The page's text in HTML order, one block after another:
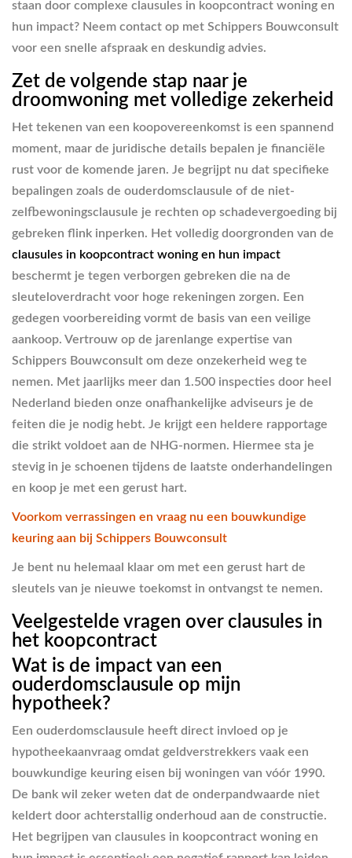
staan door complexe clausules in koopcontract woning en
hun impact? Neem contact op met Schippers Bouwconsult
voor een snelle afspraak en deskundig advies.
Zet de volgende stap naar je
droomwoning met volledige zekerheid
Het tekenen van een koopovereenkomst is een spannend
moment, maar de juridische details bepalen je financiële
rust voor de komende jaren. Je begrijpt nu dat specifieke
bepalingen zoals de ouderdomsclausule of de niet-
zelfbewoningsclausule je rechten op schadevergoeding bij
gebreken flink inperken. Het volledig doorgronden van de
clausules in koopcontract woning en hun impact
beschermt je tegen verborgen gebreken die na de
sleuteloverdracht voor hoge rekeningen zorgen. Een
gedegen voorbereiding vormt de basis van een veilige
aankoop. Vertrouw op de jarenlange expertise van
Schippers Bouwconsult om deze onzekerheid weg te
nemen. Met jaarlijks meer dan 1.500 inspecties door heel
Nederland bieden onze onafhankelijke adviseurs je de
feiten die je nodig hebt. Je krijgt een heldere rapportage
die strikt voldoet aan de NHG-normen. Hiermee sta je
stevig in je schoenen tijdens de laatste onderhandelingen
en koop je met een gerust hart.
Voorkom verrassingen en vraag nu een bouwkundige
keuring aan bij Schippers Bouwconsult
Je bent nu helemaal klaar om met een gerust hart de
sleutels van je nieuwe toekomst in ontvangst te nemen.
Veelgestelde vragen over clausules in
het koopcontract
Wat is de impact van een
ouderdomsclausule op mijn
hypotheek?
Een ouderdomsclausule heeft direct invloed op je
hypotheekaanvraag omdat geldverstrekkers vaak een
bouwkundige keuring eisen bij woningen van vóór 1990.
De bank wil zeker weten dat de onderpandwaarde niet
keldert door achterstallig onderhoud aan de constructie.
Het begrijpen van clausules in koopcontract woning en